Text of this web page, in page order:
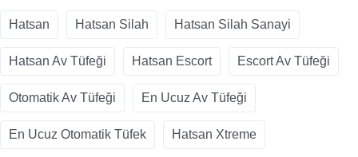
Hatsan Hatsan Silah Hatsan Silah Sanayi
Hatsan Av Tüfeği Hatsan Escort Escort Av Tüfeği
Otomatik Av Tüfeği En Ucuz Av Tüfeği
En Ucuz Otomatik Tüfek Hatsan Xtreme